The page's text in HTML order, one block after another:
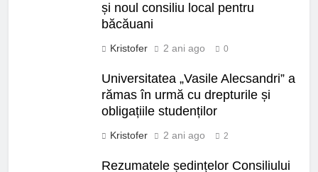
și noul consiliu local pentru
băcăuani
Kristofer 2 ani ago 0
Universitatea „Vasile Alecsandri” a
rămas în urmă cu drepturile și
obligațiile studenților
Kristofer 2 ani ago 2
Rezumatele ședințelor Consiliului